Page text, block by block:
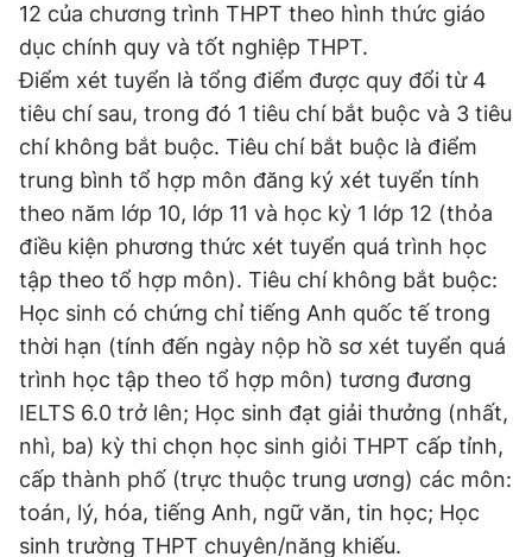
12 của chương trình THPT theo hình thức giáo
dục chính quy và tốt nghiệp THPT.
Điểm xét tuyển là tổng điểm được quy đổi từ 4
tiêu chí sau, trong đó 1 tiêu chí bắt buộc và 3 tiêu
chí không bắt buộc. Tiêu chí bắt buộc là điểm
trung bình tổ hợp môn đăng ký xét tuyển tính
theo năm lớp 10, lớp 11 và học kỳ 1 lớp 12 (thỏa
điều kiện phương thức xét tuyển quá trình học
tập theo tổ hợp môn). Tiêu chí không bắt buộc:
Học sinh có chứng chỉ tiếng Anh quốc tế trong
thời hạn (tính đến ngày nộp hồ sơ xét tuyển quá
trình học tập theo tổ hợp môn) tương đương
IELTS 6.0 trở lên; Học sinh đạt giải thưởng (nhất,
nhì, ba) kỳ thi chọn học sinh giỏi THPT cấp tỉnh,
cấp thành phố (trực thuộc trung ương) các môn:
toán, lý, hóa, tiếng Anh, ngữ văn, tin học; Học
sinh trường THPT chuyên/năng khiếu.